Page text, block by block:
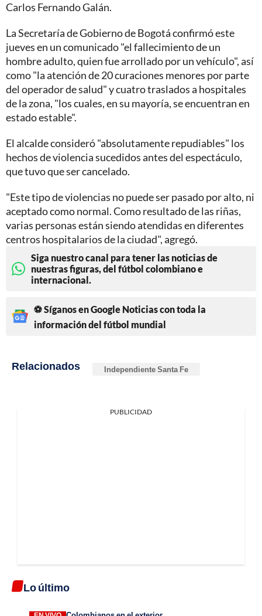
Carlos Fernando Galán.
La Secretaría de Gobierno de Bogotá confirmó este
jueves en un comunicado "el fallecimiento de un
hombre adulto, quien fue arrollado por un vehículo", así
como "la atención de 20 curaciones menores por parte
del operador de salud" y cuatro traslados a hospitales
de la zona, "los cuales, en su mayoría, se encuentran en
estado estable".
El alcalde consideró "absolutamente repudiables" los
hechos de violencia sucedidos antes del espectáculo,
que tuvo que ser cancelado.
"Este tipo de violencias no puede ser pasado por alto, ni
aceptado como normal. Como resultado de las riñas,
varias personas están siendo atendidas en diferentes
centros hospitalarios de la ciudad", agregó.
Siga nuestro canal para tener las noticias de
nuestras figuras, del fútbol colombiano e
internacional.
⚽ Síganos en Google Noticias con toda la
información del fútbol mundial
Relacionados Independiente Santa Fe
PUBLICIDAD
Lo último